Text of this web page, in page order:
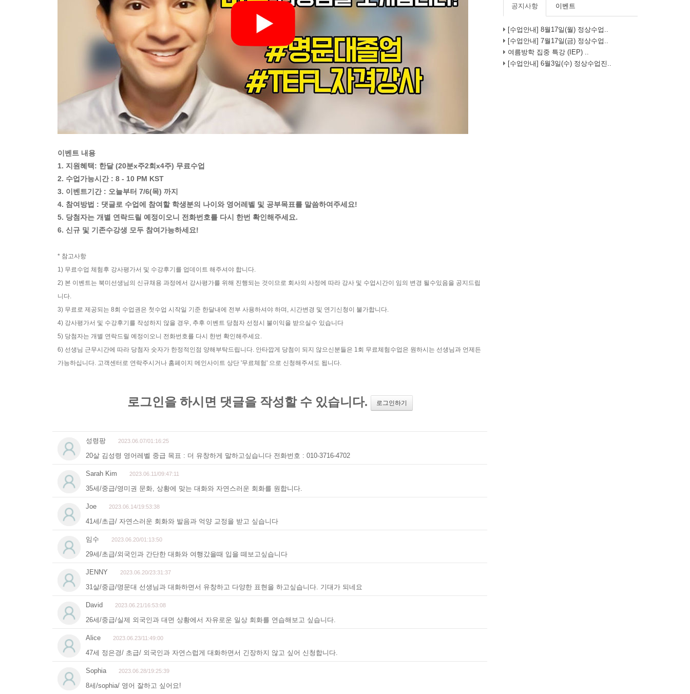
이벤트 내용
1. 지원혜택: 한달 (20분x주2회x4주) 무료수업
2. 수업가능시간 : 8 - 10 PM KST
3. 이벤트기간 : 오늘부터 7/6(목) 까지
4. 참여방법 : 댓글로 수업에 참여할 학생분의 나이와 영어레벨 및 공부목표를 말씀하여주세요!
5. 당첨자는 개별 연락드릴 예정이오니 전화번호를 다시 한번 확인해주세요.
6. 신규 및 기존수강생 모두 참여가능하세요!
* 참고사항
1) 무료수업 체험후 강사평가서 및 수강후기를 업데이트 해주셔야 합니다.
2) 본 이벤트는 북미선생님의 신규채용 과정에서 강사평가를 위해 진행되는 것이므로 회사의 사정에 따라 강사 및 수업시간이 임의 변경 될수있음을 공지드립
니다.
3) 무료로 제공되는 8회 수업권은 첫수업 시작일 기준 한달내에 전부 사용하셔야 하며, 시간변경 및 연기신청이 불가합니다.
4) 강사평가서 및 수강후기를 작성하지 않을 경우, 추후 이벤트 당첨자 선정시 불이익을 받으실수 있습니다
5) 당첨자는 개별 연락드릴 예정이오니 전화번호를 다시 한번 확인해주세요.
6) 선생님 근무시간에 따라 당첨자 숫자가 한정적인점 양해부탁드립니다. 안타깝게 당첨이 되지 않으신분들은 1회 무료체험수업은 원하시는 선생님과 언제든
가능하십니다. 고객센터로 연락주시거나 홈페이지 메인사이트 상단 '무료체험' 으로 신청해주셔도 됩니다.
공지사항 이벤트
[수업안내] 8월17일(월) 정상수업..
[수업안내] 7월17일(금) 정상수업..
여름방학 집중 특강 (IEP) ..
[수업안내] 6월3일(수) 정상수업진..